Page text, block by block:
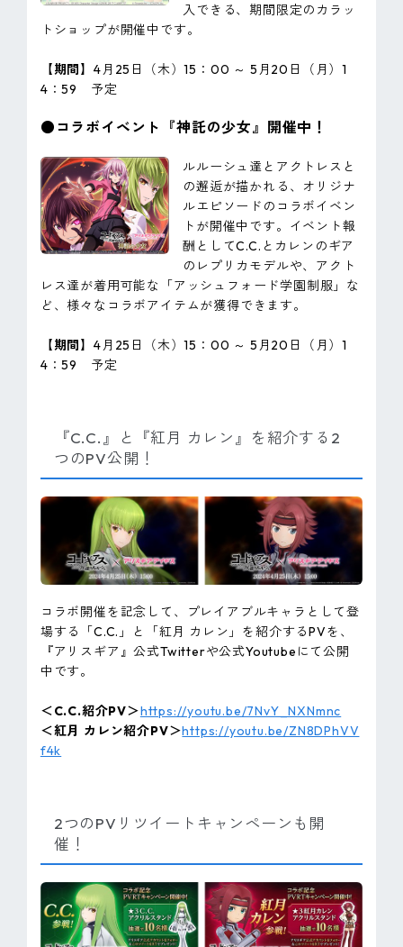
入できる、期間限定のカラッ
トショップが開催中です。
【期間】4月25日（木）15：00 ～ 5月20日（月）1
4：59 予定
●コラボイベント『神託の少女』開催中！
ルルーシュ達とアクトレスと
の邂逅が描かれる、オリジナ
ルエピソードのコラボイベン
トが開催中です。イベント報
酬としてC.C.とカレンのギア
のレプリカモデルや、アクト
レス達が着用可能な「アッシュフォード学園制服」な
ど、様々なコラボアイテムが獲得できます。
【期間】4月25日（木）15：00 ～ 5月20日（月）1
4：59 予定
『C.C.』と『紅月 カレン』を紹介する2
つのPV公開！
コラボ開催を記念して、プレイアブルキャラとして登
場する「C.C.」と「紅月 カレン」を紹介するPVを、
『アリスギア』公式Twitterや公式Youtubeにて公開
中です。
＜C.C.紹介PV＞https://youtu.be/7NvY_NXNmnc
＜紅月 カレン紹介PV＞https://youtu.be/ZN8DPhVV
f4k
2つのPVリツイートキャンペーンも開
催！